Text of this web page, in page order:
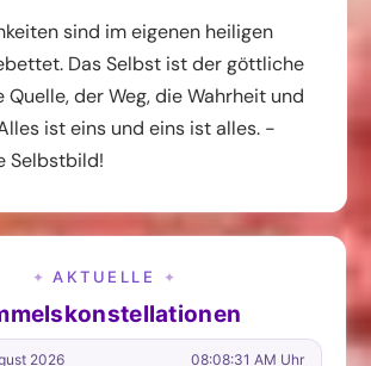
sind im eigenen heiligen
Das Selbst ist der göttliche
Quelle, der Weg, die Wahrheit und
ist eins und eins ist alles. -
Selbstbild!
✦ AKTUELLE ✦
2026 08:08:32 AM Uhr